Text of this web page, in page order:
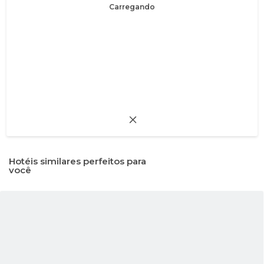
Carregando
Hotéis similares perfeitos para
você